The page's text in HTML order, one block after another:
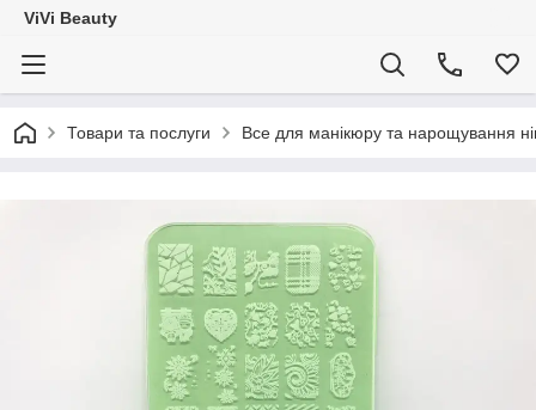
ViVi Beauty
Товари та послуги Все для манікюру та нарощування